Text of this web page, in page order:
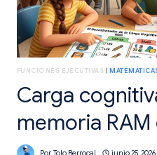
FUNCIONES EJECUTIVAS
Carga
memoria
Por Tolo Berrocal junio 25, 2026